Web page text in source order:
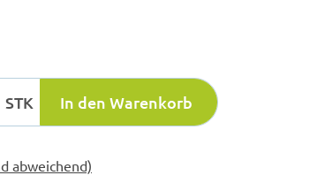
STK In den Warenkorb
abweichend)